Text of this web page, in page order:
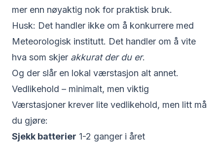
mer enn nøyaktig nok for praktisk bruk.
Husk: Det handler ikke om å konkurrere med
Meteorologisk institutt. Det handler om å vite
hva som skjer akkurat der du er.
Og der slår en lokal værstasjon alt annet.
Vedlikehold – minimalt, men viktig
Værstasjoner krever lite vedlikehold, men litt må
du gjøre:
Sjekk batterier 1-2 ganger i året